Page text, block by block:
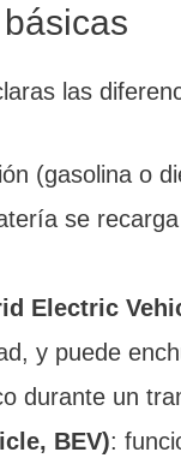
las
(gasolina o
se
Electric
y puede
durante un
BEV):